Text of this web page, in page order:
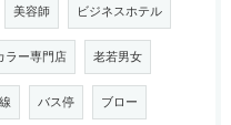
美容師 ビジネスホテル
ラー専門店 老若男女
バス停 ブロー